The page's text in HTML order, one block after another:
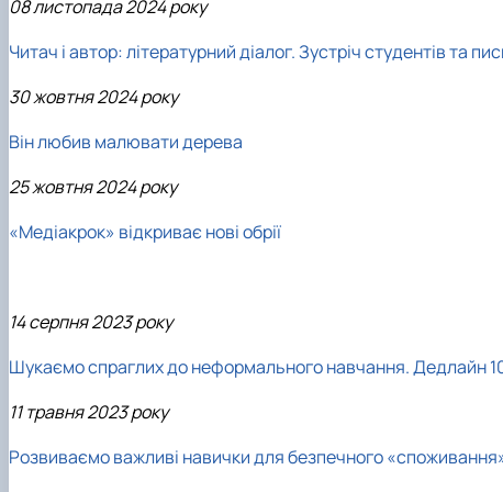
08листопада 2024 року
Читач і автор: літературний діалог. Зустріч студентів та
30жовтня 2024 року
Він любив малювати дерева
25 жовтня 2024 року
«Медіакрок» відкриває нові обрії
14 серпня 2023 року
Шукаємо спраглих до неформального навчання. Дедлайн
11 травня 2023 року
Розвиваємо важливі навички для безпечного